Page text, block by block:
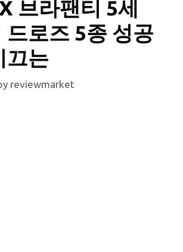
브라팬티 5세
드로즈 5종 성공
끄는
reviewmarket